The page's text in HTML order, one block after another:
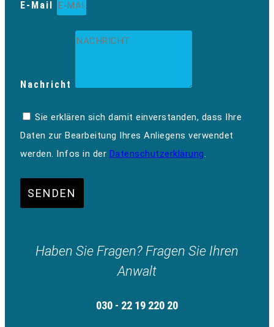
E-Mail
Nachricht
Sie erklären sich damit einverstanden, dass Ihre
Daten zur Bearbeitung Ihres Anliegens verwendet
werden. Infos in der Datenschutzerklärung.
SENDEN
Haben Sie Fragen? Fragen Sie Ihren
Anwalt
030 - 22 19 220 20